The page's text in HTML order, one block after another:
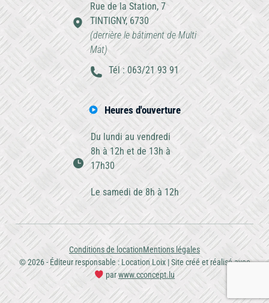
Rue de la Station, 7
TINTIGNY, 6730
(derrière le bâtiment de Multi
Mat)
Tél : 063/21 93 91
Heures d'ouverture
Du lundi au vendredi
8h à 12h et de 13h à
17h30
Le samedi de 8h à 12h
Conditions de locationMentions légales
© 2026 - Éditeur responsable : Location Loix | Site créé et réalisé avec
parwww.cconcept.lu